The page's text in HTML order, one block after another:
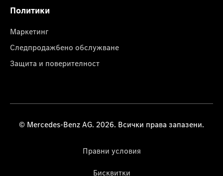
Политики
Маркетинг
Следпродажбено обслужване
Защита и поверителност
© Mercedes-Benz AG. 2026. Всички права запазени.
Правни условия
Бисквитки